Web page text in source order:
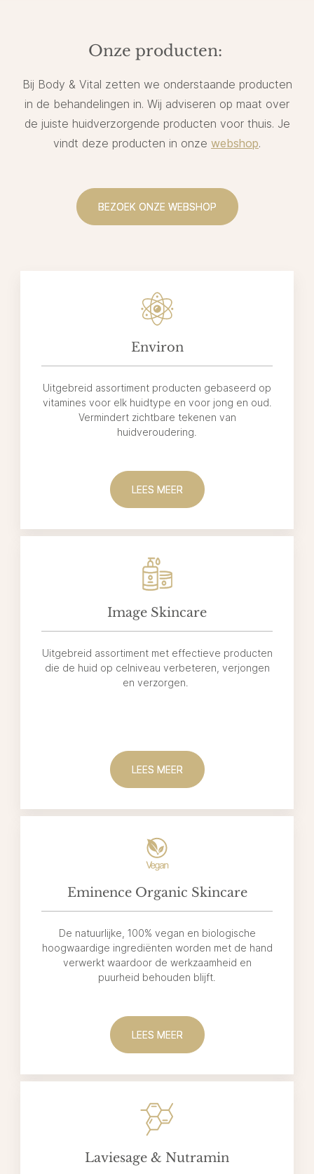
Onze producten:
Bij Body & Vital zetten we onderstaande producten
in de behandelingen in. Wij adviseren op maat over
de juiste huidverzorgende producten voor thuis. Je
vindt deze producten in onze webshop.
BEZOEK ONZE WEBSHOP
Environ
Uitgebreid assortiment producten gebaseerd op
vitamines voor elk huidtype en voor jong en oud.
Vermindert zichtbare tekenen van
huidveroudering.
LEES MEER
Image Skincare
Uitgebreid assortiment met effectieve producten
die de huid op celniveau verbeteren, verjongen
en verzorgen.
LEES MEER
Eminence Organic Skincare
De natuurlijke, 100% vegan en biologische
hoogwaardige ingrediënten worden met de hand
verwerkt waardoor de werkzaamheid en
puurheid behouden blijft.
LEES MEER
Laviesage & Nutramin